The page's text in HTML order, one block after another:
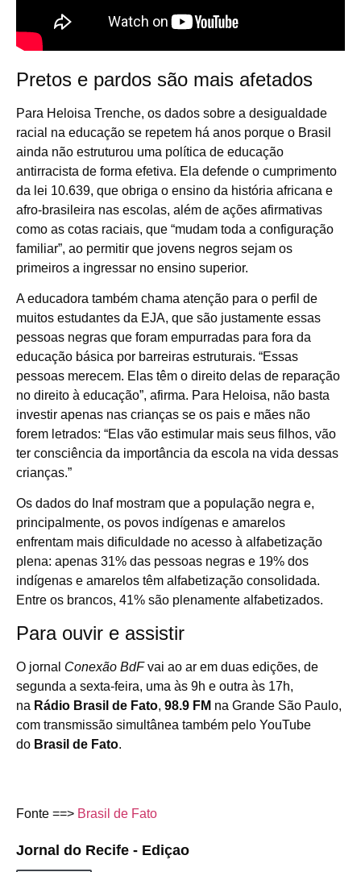
Pretos e pardos são mais afetados
Para Heloisa Trenche, os dados sobre a desigualdade
racial na educação se repetem há anos porque o Brasil
ainda não estruturou uma política de educação
antirracista de forma efetiva. Ela defende o cumprimento
da lei 10.639, que obriga o ensino da história africana e
afro-brasileira nas escolas, além de ações afirmativas
como as cotas raciais, que “mudam toda a configuração
familiar”, ao permitir que jovens negros sejam os
primeiros a ingressar no ensino superior.
A educadora também chama atenção para o perfil de
muitos estudantes da EJA, que são justamente essas
pessoas negras que foram empurradas para fora da
educação básica por barreiras estruturais. “Essas
pessoas merecem. Elas têm o direito delas de reparação
no direito à educação”, afirma. Para Heloisa, não basta
investir apenas nas crianças se os pais e mães não
forem letrados: “Elas vão estimular mais seus filhos, vão
ter consciência da importância da escola na vida dessas
crianças.”
Os dados do Inaf mostram que a população negra e,
principalmente, os povos indígenas e amarelos
enfrentam mais dificuldade no acesso à alfabetização
plena: apenas 31% das pessoas negras e 19% dos
indígenas e amarelos têm alfabetização consolidada.
Entre os brancos, 41% são plenamente alfabetizados.
Para ouvir e assistir
O jornal Conexão BdFvai ao ar em duas edições, de
segunda a sexta-feira, uma às 9h e outra às 17h,
na Rádio Brasil de Fato, 98.9 FM na Grande São Paulo,
com transmissão simultânea também pelo YouTube
do Brasil de Fato.
Fonte ==> Brasil de Fato
Jornal do Recife - Ediçao